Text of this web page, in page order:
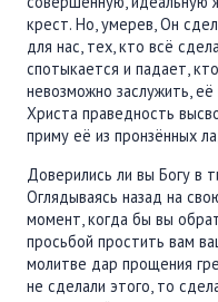
крест. Но, умерев, Он
для нас, тех, кто всё
спотыкается и падает,
невозможно заслужить,
Христа праведность
приму её из пронзённых
Доверились ли вы Богу в
Оглядываясь назад на
момент, когда бы вы
просьбой простить вам
молитве дар прощения
не сделали этого, то